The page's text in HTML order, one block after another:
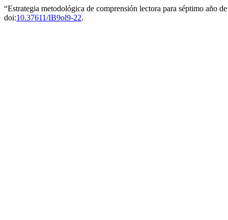
“Estrategia metodológica de comprensión lectora para séptimo año
doi:10.37611/IB9ol9-22.